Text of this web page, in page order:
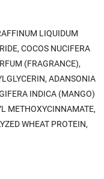
LIQUIDUM
COCOS NUCIFERA
(FRAGRANCE),
ADANSONIA
INDICA (MANGO)
METHOXYCINNAMATE,
WHEAT PROTEIN,